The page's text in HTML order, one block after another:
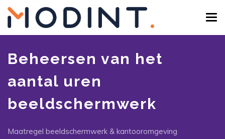
main
content
Beheersen van het
aantal uren
beeldschermwerk
Maatregel beeldschermwerk & kantooromgeving